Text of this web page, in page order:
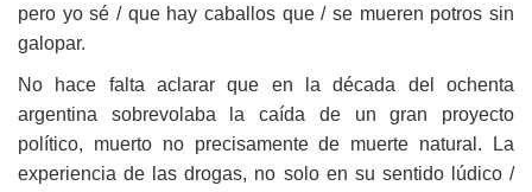
pero yo sé / que hay caballos que / se mueren potros sin
galopar.
No hace falta aclarar que en la década del ochenta
argentina sobrevolaba la caída de un gran proyecto
político, muerto no precisamente de muerte natural. La
experiencia de las drogas, no solo en su sentido lúdico /